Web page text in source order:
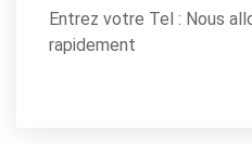
Entrez votre Tel : Nous
rapidement